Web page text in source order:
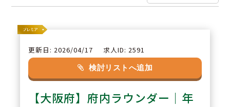
更新日: 2026/04/17 求人ID: 2591
検討リストへ追加
【大阪府】府内ラウンダー｜年